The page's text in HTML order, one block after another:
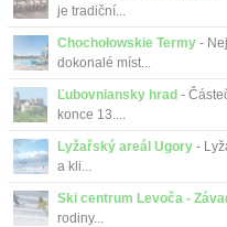
je tradiční...
Chochołowskie Termy -
dokonalé míst...
Ľubovniansky hrad -
konce 13....
Lyžařský areál Ugory -
a kli...
Ski centrum Levoča -
rodiny...